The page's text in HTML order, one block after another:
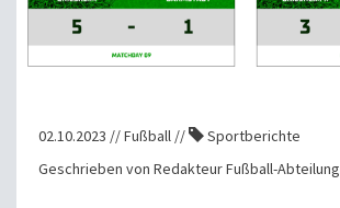
02.10.2023 // Fußball //
Sportberichte
Geschrieben von Redakteur Fußball-Abteilung